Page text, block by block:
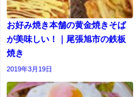
お好み焼き本舗の黄金焼きそば
が美味しい！｜尾張旭市の鉄板
焼き
2019年3月19日